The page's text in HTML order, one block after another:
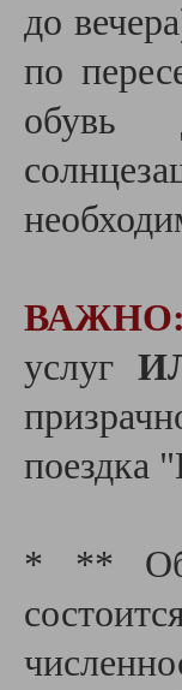
до
по
обувь
ВАЖНО:
услуг
поездка
* **